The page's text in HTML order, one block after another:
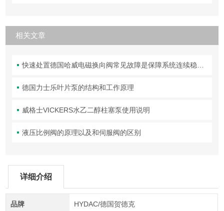
相关文章
快速处置德国哈威电磁换向阀常见故障是保障系统连续稳定运行的关键
德国力士乐叶片泵的结构和工作原理
威格士VICKERS水乙二醇柱塞泵使用说明
液压比例阀的原理以及和伺服阀的区别
详细介绍
品牌 HYDAC/德国贺德克